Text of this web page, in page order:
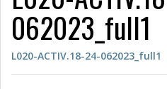
062023_full1
L020-ACTIV.18-24-062023_full1